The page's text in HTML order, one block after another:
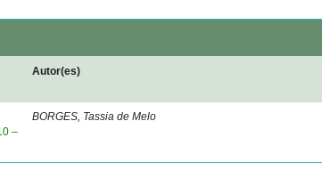
Autor(es)
–
BORGES, Tassia de Melo